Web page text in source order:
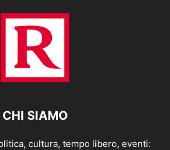
CHI SIAMO
cultura, tempo libero, eventi: